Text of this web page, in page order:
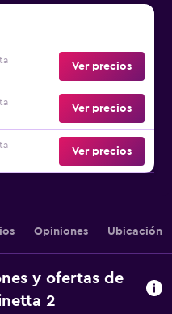
Ver precios
Ver precios
Ver precios
Opiniones Ubicación
y ofertas de
2